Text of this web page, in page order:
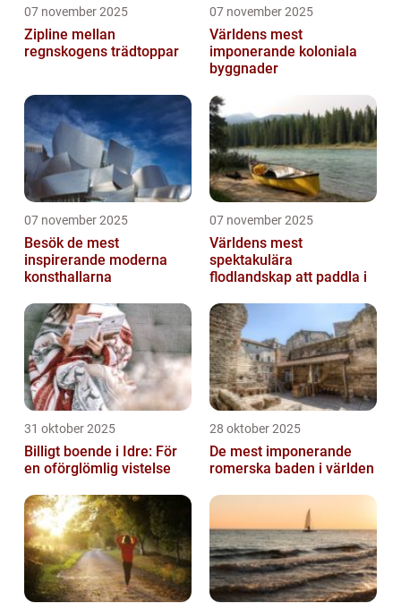
07 november 2025
Zipline mellan
regnskogens trädtoppar
07 november 2025
Världens mest
imponerande koloniala
byggnader
07 november 2025
Besök de mest
inspirerande moderna
konsthallarna
07 november 2025
Världens mest
spektakulära
flodlandskap att paddla i
31 oktober 2025
Billigt boende i Idre: För
en oförglömlig vistelse
28 oktober 2025
De mest imponerande
romerska baden i världen